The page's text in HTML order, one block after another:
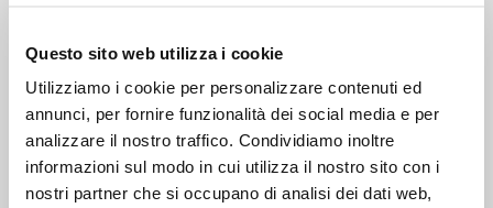
Questo sito web utilizza i cookie
Utilizziamo i cookie per personalizzare contenuti ed
annunci, per fornire funzionalità dei social media e per
analizzare il nostro traffico. Condividiamo inoltre
informazioni sul modo in cui utilizza il nostro sito con i
nostri partner che si occupano di analisi dei dati web,
VIENI A CONOSCERCI